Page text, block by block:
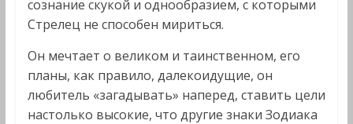
сознание скукой и однообразием, с которыми
Стрелец не способен мириться.
Он мечтает о великом и таинственном, его
планы, как правило, далекоидущие, он
любитель «загадывать» наперед, ставить цели
настолько высокие, что другие знаки Зодиака